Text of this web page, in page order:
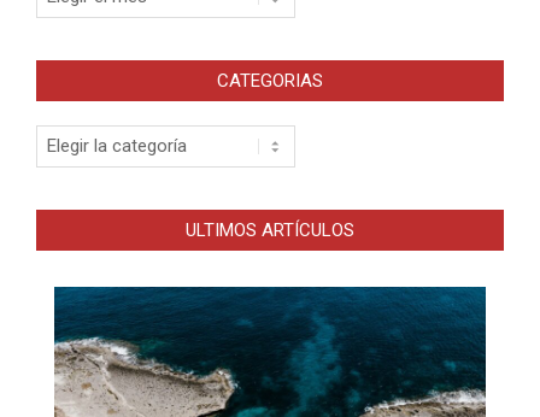
CATEGORIAS
Categorias
ULTIMOS ARTÍCULOS